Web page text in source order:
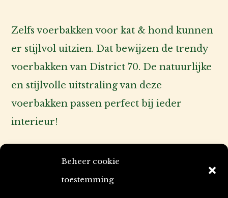
Beheer cookie
toestemming
Zelfs voerbakken voor kat & hond kunnen
er stijlvol uitzien. Dat bewijzen de trendy
voerbakken van District 70. De natuurlijke
en stijlvolle uitstraling van deze
voerbakken passen perfect bij ieder
interieur!
voor katten. Door het ondiepe design
voorkomt het dat de kat met zijn